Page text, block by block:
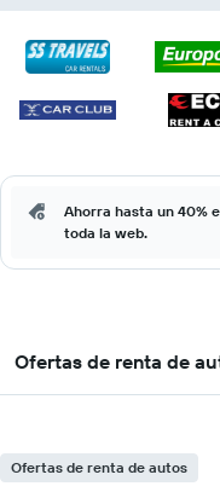
Ahorra hasta un 40%
toda la web.
Ofertas de renta de
Ofertas de renta de autos